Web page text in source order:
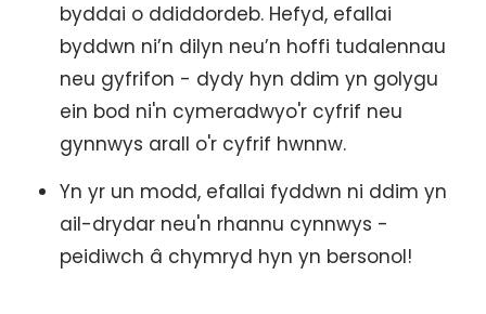
byddai o ddiddordeb. Hefyd, efallai
byddwn ni’n dilyn neu’n hoffi tudalennau
neu gyfrifon - dydy hyn ddim yn golygu
ein bod ni'n cymeradwyo'r cyfrif neu
gynnwys arall o'r cyfrif hwnnw.
Yn yr un modd, efallai fyddwn ni ddim yn
ail-drydar neu'n rhannu cynnwys -
peidiwch â chymryd hyn yn bersonol!